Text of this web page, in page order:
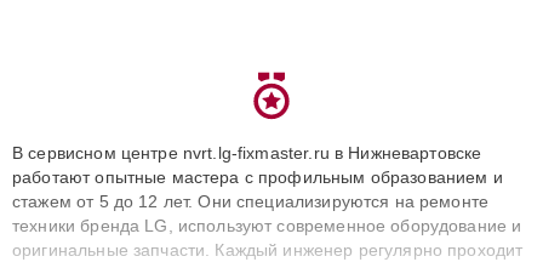
В сервисном центре nvrt.lg-fixmaster.ru в Нижневартовске
работают опытные мастера с профильным образованием и
стажем от 5 до 12 лет. Они специализируются на ремонте
техники бренда LG, используют современное оборудование и
оригинальные запчасти. Каждый инженер регулярно проходит